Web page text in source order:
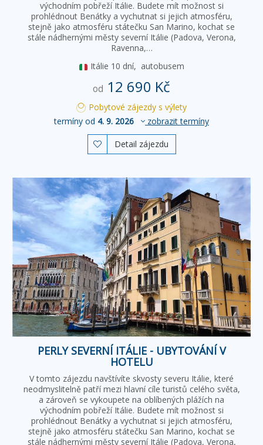
východním pobřeží Itálie. Budete mít možnost si
prohlédnout Benátky a vychutnat si jejich atmosféru,
stejně jako atmosféru státečku San Marino, kochat se
stále nádhernými městy severní Itálie (Padova, Verona,
Ravenna,…
Itálie 10 dní, autobusem
od 12 690 Kč
Pobytové zájezdy s výlety
termíny od 4. 9. 2026 zobrazit termíny
 Detail zájezdu
PERLY SEVERNÍ ITÁLIE - UBYTOVÁNÍ V
HOTELU
V tomto zájezdu navštívíte skvosty severu Itálie, které
neodmyslitelně patří mezi hlavní cíle turistů celého světa,
a zároveň se vykoupete na oblíbených plážích na
východním pobřeží Itálie. Budete mít možnost si
prohlédnout Benátky a vychutnat si jejich atmosféru,
stejně jako atmosféru státečku San Marino, kochat se
stále nádhernými městy severní Itálie (Padova, Verona,